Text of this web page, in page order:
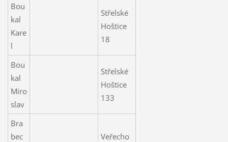
Bou
kal
Kare
l
Střelské
Hoštice
18
Bou
kal
Miro
slav
Střelské
Hoštice
133
Bra
bec
Veřecho